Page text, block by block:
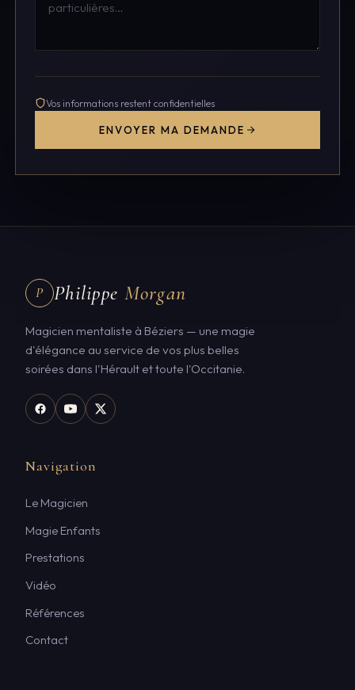
Vos informations restent confidentielles
ENVOYER MA DEMANDE
P Philippe Morgan
Magicien mentaliste à Béziers — une magie
d'élégance au service de vos plus belles
soirées dans l'Hérault et toute l'Occitanie.
Navigation
Le Magicien
Magie Enfants
Prestations
Vidéo
Références
Contact